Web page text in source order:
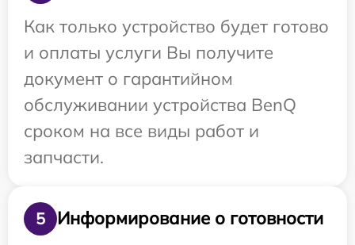
Как только устройство будет готово
и оплаты услуги Вы получите
документ о гарантийном
обслуживании устройства BenQ
сроком на все виды работ и
запчасти.
5
Информирование о готовности